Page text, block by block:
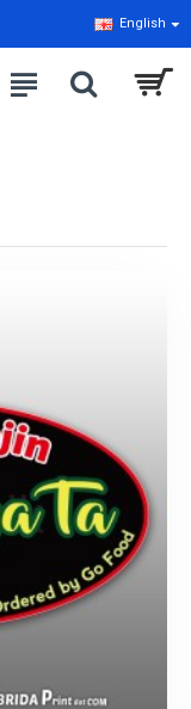
English